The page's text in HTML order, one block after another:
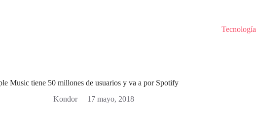
Tecnología
Music tiene 50 millones de usuarios y va a por Spotify
Kondor
17 mayo, 2018